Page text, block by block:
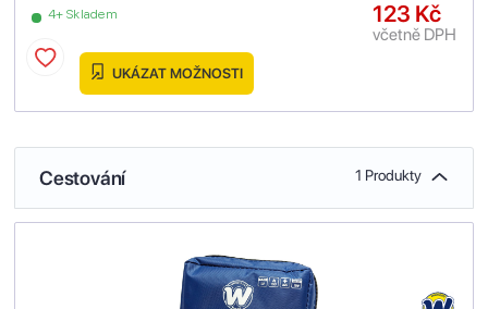
4+ Skladem 123 Kč
včetně DPH
UKÁZAT MOŽNOSTI
Cestování 1 Produkty